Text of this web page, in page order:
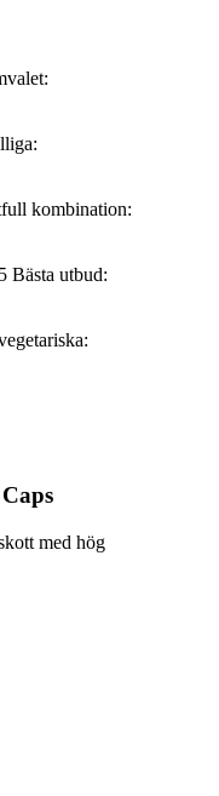
kombination:
5 Bästa utbud:
med hög